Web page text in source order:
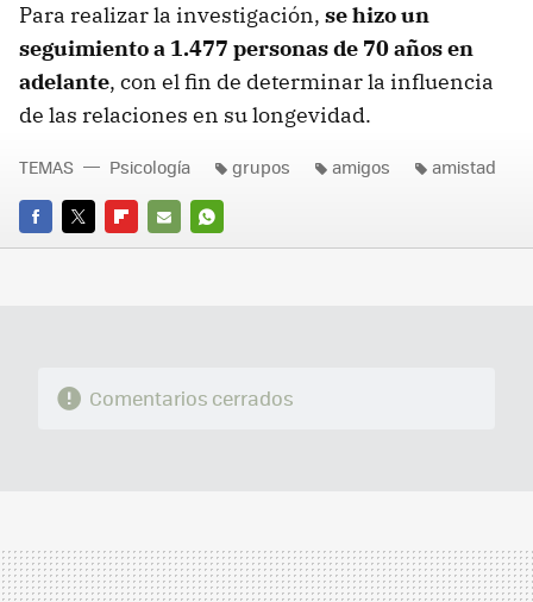
Para realizar la investigación, se hizo un
seguimiento a 1.477 personas de 70 años en
adelante, con el fin de determinar la influencia
de las relaciones en su longevidad.
FACEBOOK
TWITTERFLIPBOARD
E-
WHATSAPP
TEMAS Psicología grupos amigos amistad
Comentarios cerrados